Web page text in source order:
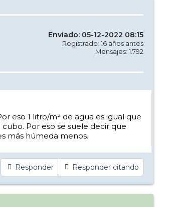
Enviado: 05-12-2022 08:15
Registrado: 16 años antes
Mensajes: 1.792
eso 1 litro/m² de agua es igual que
Por eso se suele decir que
más húmeda menos.
Responder Responder citando